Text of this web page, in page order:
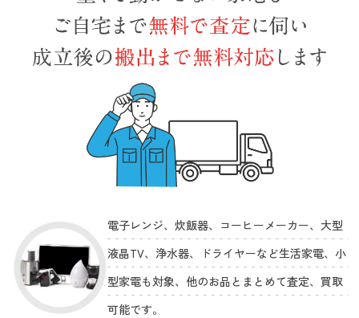
電子レンジ、炊飯器、コーヒーメーカー、大型
液晶TV、浄水器、ドライヤーなど生活家電、小
型家電も対象、他のお品とまとめて査定、買取
可能です。